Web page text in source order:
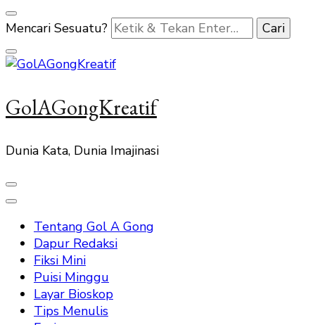
Mencari Sesuatu?
GolAGongKreatif
Dunia Kata, Dunia Imajinasi
Tentang Gol A Gong
Dapur Redaksi
Fiksi Mini
Puisi Minggu
Layar Bioskop
Tips Menulis